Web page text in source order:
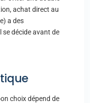
achat direct au
a des
se décide avant de
choix dépend de